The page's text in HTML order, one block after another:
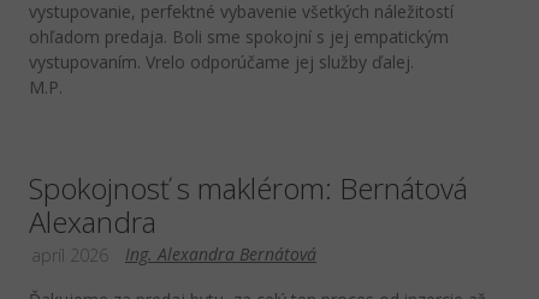
vystupovanie, perfektné vybavenie všetkých náležitostí
ohľadom predaja. Boli sme spokojní s jej empatickým
vystupovaním. Vrelo odporúčame jej služby ďalej.
M.P.
Spokojnosť s maklérom: Bernátová
Alexandra
Ing. Alexandra Bernátová
apríl 2026